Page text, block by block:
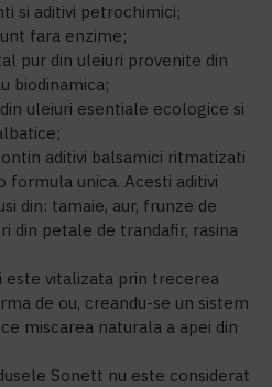
si aditivi petrochimici;
fara enzime;
pur din uleiuri provenite din
biodinamica;
uleiuri esentiale ecologice si
aditivi balsamici ritmatizati
unica. Acesti aditivi
din: tamaie, aur, frunze de
din petale de trandafir, rasina
vitalizata prin trecerea
de ou, creandu-se un sistem
miscarea naturala a apei din
Sonett nu este considerat